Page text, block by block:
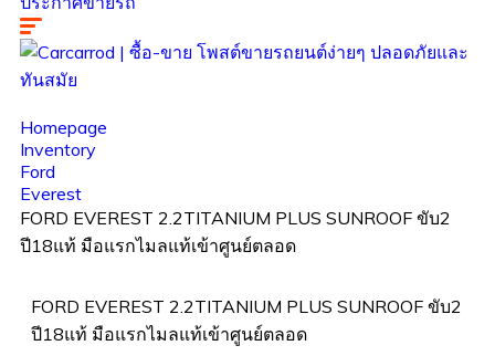
Homepage
Inventory
Ford
Everest
FORD EVEREST 2.2TITANIUM PLUS SUNROOF ขับ2
ปี18แท้ มือแรกไมลแท้เข้าศูนย์ตลอด
FORD EVEREST 2.2TITANIUM PLUS SUNROOF ขับ2
ปี18แท้ มือแรกไมลแท้เข้าศูนย์ตลอด